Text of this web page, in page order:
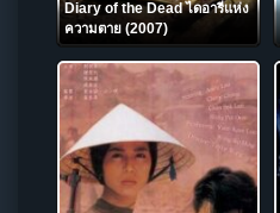
Diary of the Dead ไดอารี่แห่ง
ความตาย (2007)